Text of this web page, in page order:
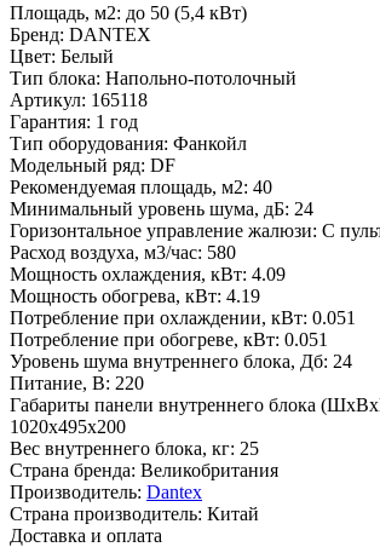
Площадь, м2: до 50 (5,4 кВт)
Бренд: DANTEX
Цвет: Белый
Тип блока: Напольно-потолочный
Артикул: 165118
Гарантия: 1 год
Тип оборудования: Фанкойл
Модельный ряд: DF
Рекомендуемая площадь, м2: 40
Минимальный уровень шума, дБ: 24
Горизонтальное управление жалюзи: С
Расход воздуха, м3/час: 580
Мощность охлаждения, кВт: 4.09
Мощность обогрева, кВт: 4.19
Потребление при охлаждении, кВт: 0.051
Потребление при обогреве, кВт: 0.051
Уровень шума внутреннего блока, Дб: 24
Питание, В: 220
Габариты панели внутреннего блока
1020х495x200
Вес внутреннего блока, кг: 25
Страна бренда: Великобритания
Производитель: Dantex
Страна производитель: Китай
Доставка и оплата